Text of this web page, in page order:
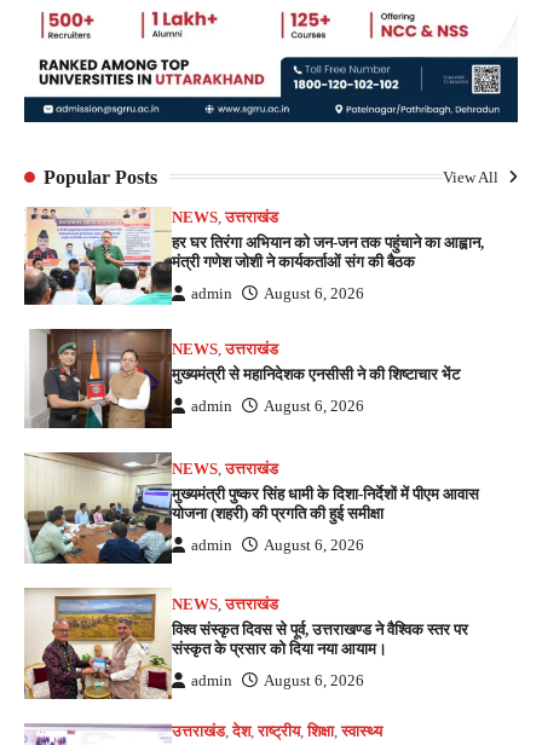
Popular Posts View All
NEWS ,उत्तराखंड
हर घर तिरंगा अभियान को जन-जन तक पहुंचाने का आह्वान,
मंत्री गणेश जोशी ने कार्यकर्ताओं संग की बैठक
admin August 6, 2026
NEWS,उत्तराखंड
मुख्यमंत्री से महानिदेशक एनसीसी ने की शिष्टाचार भेंट
admin August 6, 2026
NEWS,उत्तराखंड
मुख्यमंत्री पुष्कर सिंह धामी के दिशा-निर्देशों में पीएम आवास
योजना (शहरी) की प्रगति की हुई समीक्षा
admin August 6, 2026
NEWS ,उत्तराखंड
विश्व संस्कृत दिवस से पूर्व, उत्तराखण्ड ने वैश्विक स्तर पर
संस्कृत के प्रसार को दिया नया आयाम।
admin August 6, 2026
उत्तराखंड,देश,राष्ट्रीय,शिक्षा,स्वास्थ्य